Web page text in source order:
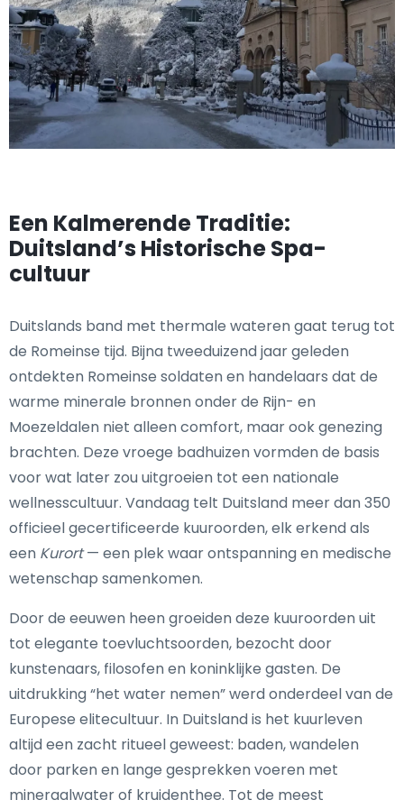
Een Kalmerende Traditie:
Duitsland’s Historische Spa-
cultuur
Duitslands band met thermale wateren gaat terug tot
de Romeinse tijd. Bijna tweeduizend jaar geleden
ontdekten Romeinse soldaten en handelaars dat de
warme minerale bronnen onder de Rijn- en
Moezeldalen niet alleen comfort, maar ook genezing
brachten. Deze vroege badhuizen vormden de basis
voor wat later zou uitgroeien tot een nationale
wellnesscultuur. Vandaag telt Duitsland meer dan 350
officieel gecertificeerde kuuroorden, elk erkend als
een Kurort— een plek waar ontspanning en medische
wetenschap samenkomen.
Door de eeuwen heen groeiden deze kuuroorden uit
tot elegante toevluchtsoorden, bezocht door
kunstenaars, filosofen en koninklijke gasten. De
uitdrukking “het water nemen” werd onderdeel van de
Europese elitecultuur. In Duitsland is het kuurleven
altijd een zacht ritueel geweest: baden, wandelen
door parken en lange gesprekken voeren met
mineraalwater of kruidenthee. Tot de meest